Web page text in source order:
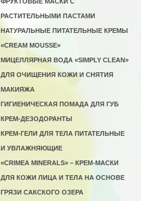
РАСТИТЕЛЬНЫМИ ПАСТАМИ
НАТУРАЛЬНЫЕ ПИТАТЕЛЬНЫЕ КРЕМЫ
«CREAM MOUSSE»
МИЦЕЛЛЯРНАЯ ВОДА «SIMPLY CLEAN»
ДЛЯ ОЧИЩЕНИЯ КОЖИ И СНЯТИЯ
МАКИЯЖА
ГИГИЕНИЧЕСКАЯ ПОМАДА ДЛЯ ГУБ
КРЕМ-ДЕЗОДОРАНТЫ
КРЕМ-ГЕЛИ ДЛЯ ТЕЛА ПИТАТЕЛЬНЫЕ
И УВЛАЖНЯЮЩИЕ
«CRIMEA MINERALS» – КРЕМ-МАСКИ
ДЛЯ КОЖИ ЛИЦА И ТЕЛА НА ОСНОВЕ
ГРЯЗИ САКСКОГО ОЗЕРА